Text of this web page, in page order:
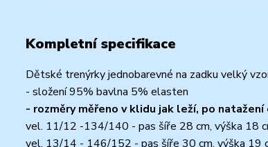
Kompletní specifikace
Dětské trenýrky jednobarevné na zadku velký
- složení 95% bavlna 5% elasten
- rozměry měřeno v klidu jak leží, po natažení
vel. 11/12 -134/140 - pas šíře 28 cm, výška 18
vel. 13/14 - 146/152 - pas šíře 30 cm, výška 19